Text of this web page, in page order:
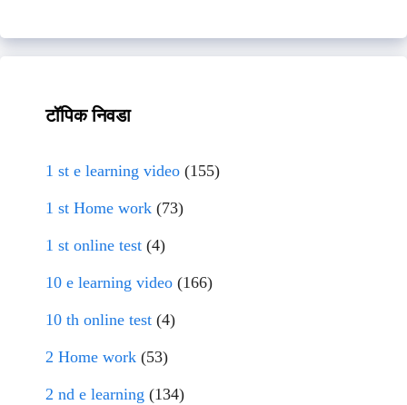
टॉपिक निवडा
1 st e learning video (155)
1 st Home work (73)
1 st online test (4)
10 e learning video (166)
10 th online test (4)
2 Home work (53)
2 nd e learning (134)